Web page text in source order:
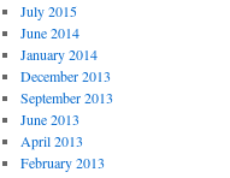
July 2015
June 2014
January 2014
December 2013
September 2013
June 2013
April 2013
February 2013